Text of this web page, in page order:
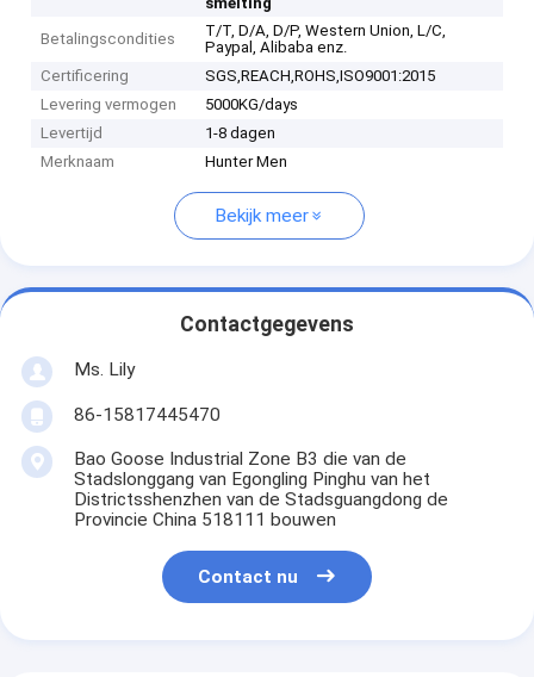
Betalingscondities
T/T, D/A, D/P, Western Union, L/C,
Paypal, Alibaba enz.
Certificering
SGS,REACH,ROHS,ISO9001:2015
Levering vermogen
5000KG/days
Levertijd
1-8 dagen
Merknaam
Hunter Men
Bekijk meer
Contactgegevens
Ms. Lily
86-15817445470
Bao Goose Industrial Zone B3 die van de
Stadslonggang van Egongling Pinghu van het
Districtsshenzhen van de Stadsguangdong de
Provincie China 518111 bouwen
Contact nu